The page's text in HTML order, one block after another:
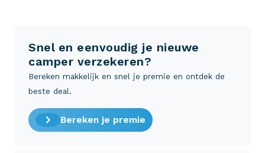
Snel en eenvoudig je nieuwe
camper verzekeren?
Bereken makkelijk en snel je premie en ontdek de
beste deal.
Bereken je premie